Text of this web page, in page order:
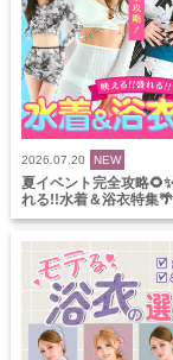
2026.07.20 NEW
夏イベント完全攻略
れる!!水着＆浴衣特集